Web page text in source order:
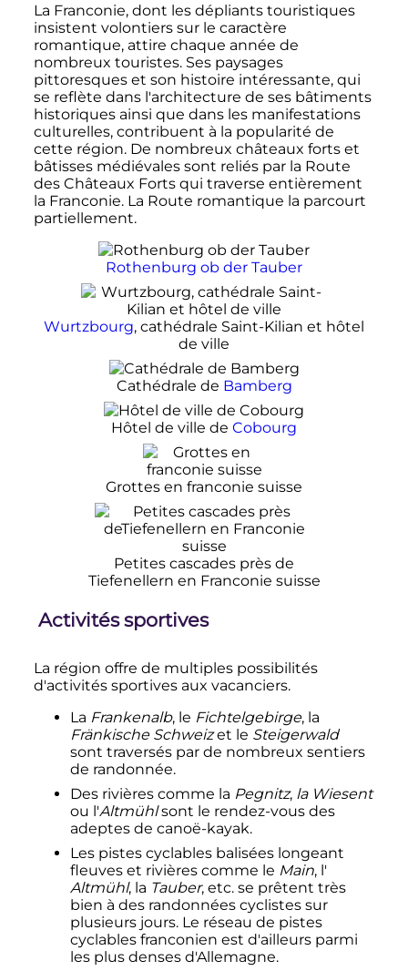
La Franconie, dont les dépliants touristiques
insistent volontiers sur le caractère
romantique, attire chaque année de
nombreux touristes. Ses paysages
pittoresques et son histoire intéressante, qui
se reflète dans l'architecture de ses bâtiments
historiques ainsi que dans les manifestations
culturelles, contribuent à la popularité de
cette région. De nombreux châteaux forts et
bâtisses médiévales sont reliés par la Route
des Châteaux Forts qui traverse entièrement
la Franconie. La Route romantique la parcourt
partiellement.
Rothenburg ob der Tauber
Wurtzbourg, cathédrale Saint-Kilian et hôtel
de ville
Cathédrale de Bamberg
Hôtel de ville de Cobourg
Grottes en franconie suisse
Petites cascades près de
Tiefenellern en Franconie suisse
Activités sportives
La région offre de multiples possibilités
d'activités sportives aux vacanciers.
La Frankenalb, le Fichtelgebirge, la
Fränkische Schweizet le Steigerwald
sont traversés par de nombreux sentiers
de randonnée.
Des rivières comme la Pegnitz, la Wiesent
ou l'Altmühlsont le rendez-vous des
adeptes de canoë-kayak.
Les pistes cyclables balisées longeant
fleuves et rivières comme le Main, l'
Altmühl, la Tauber, etc. se prêtent très
bien à des randonnées cyclistes sur
plusieurs jours. Le réseau de pistes
cyclables franconien est d'ailleurs parmi
les plus denses d'Allemagne.